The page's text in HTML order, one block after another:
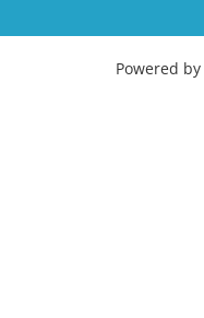
Powered by